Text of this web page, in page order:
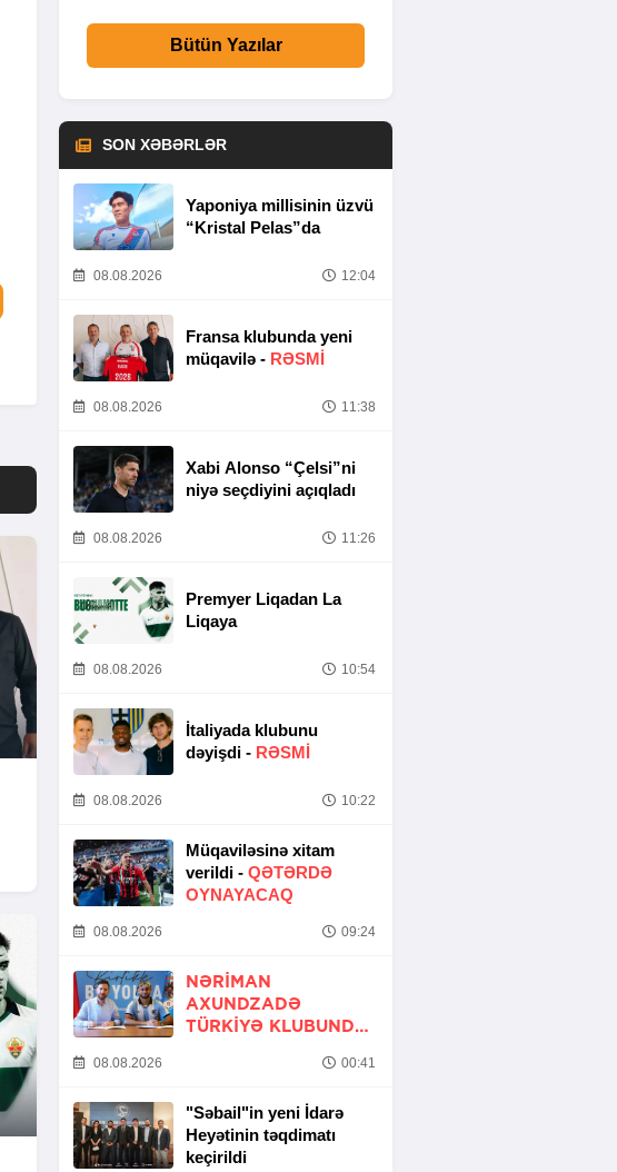
Bütün Yazılar
SON XƏBƏRLƏR
Yaponiya millisinin üzvü
“Kristal Pelas”da
08.08.2026 12:04
Fransa klubunda yeni
müqavilə - RƏSMİ
08.08.2026 11:38
Xabi Alonso “Çelsi”ni
niyə seçdiyini açıqladı
08.08.2026 11:26
Premyer Liqadan La
Liqaya
08.08.2026 10:54
İtaliyada klubunu
dəyişdi - RƏSMİ
08.08.2026 10:22
Müqaviləsinə xitam
verildi - QƏTƏRDƏ
OYNAYACAQ
08.08.2026 09:24
NƏRIMAN
AXUNDZADƏ
TÜRKIYƏ KLUBUNDA
08.08.2026 00:41
"Səbail"in yeni İdarə
Heyətinin təqdimatı
keçirildi